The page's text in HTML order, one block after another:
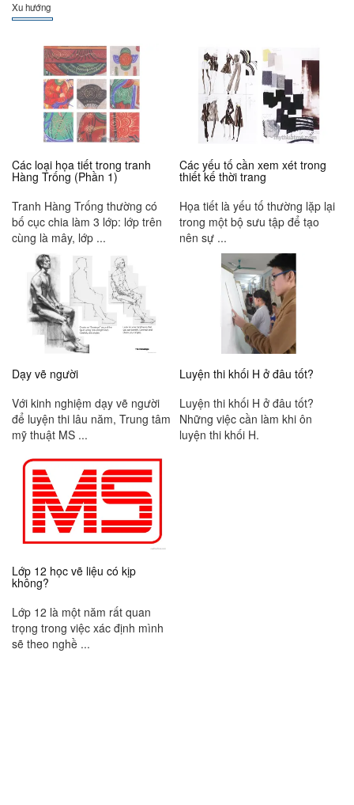
Xu hướng
Các loại họa tiết trong tranh
Hàng Trống (Phần 1)
Tranh Hàng Trống thường có
bố cục chia làm 3 lớp: lớp trên
cùng là mây, lớp ...
Các yếu tố cần xem xét trong
thiết kế thời trang
Họa tiết là yếu tố thường lặp lại
trong một bộ sưu tập để tạo
nên sự ...
Dạy vẽ người
Với kinh nghiệm dạy vẽ người
để luyện thi lâu năm, Trung tâm
mỹ thuật MS ...
Luyện thi khối H ở đâu tốt?
Luyện thi khối H ở đâu tốt?
Những việc cần làm khi ôn
luyện thi khối H.
Lớp 12 học vẽ liệu có kịp
không?
Lớp 12 là một năm rất quan
trọng trong việc xác định mình
sẽ theo nghề ...